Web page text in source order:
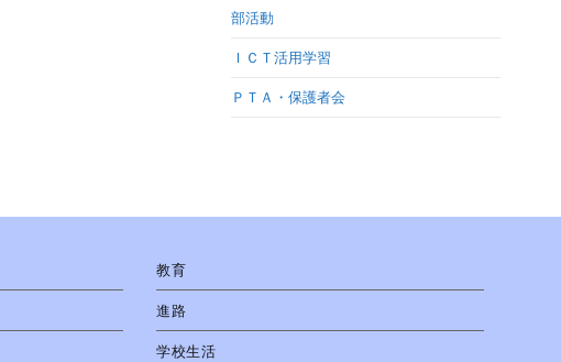
部活動
ＩＣＴ活用学習
ＰＴＡ・保護者会
教育
進路
学校生活